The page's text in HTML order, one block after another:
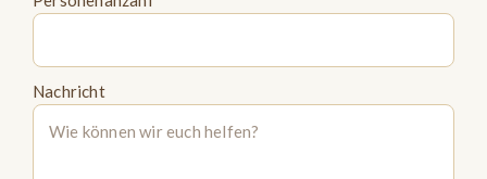
Nachricht